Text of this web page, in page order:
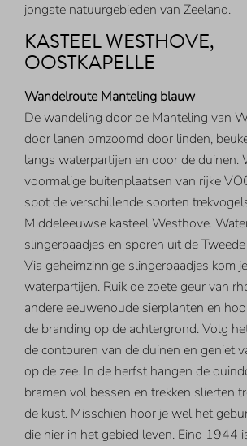
jongste natuurgebieden van Zeeland.
KASTEEL WESTHOVE,
OOSTKAPELLE
Wandelroute Manteling blauw
De wandeling door de Manteling van
door lanen omzoomd door linden,
langs waterpartijen en door de duinen.
voormalige buitenplaatsen van rijke
spot de verschillende soorten
Middeleeuwse kasteel Westhove.
slingerpaadjes en sporen uit de
Via geheimzinnige slingerpaadjes kom
waterpartijen. Ruik de zoete geur van
andere eeuwenoude sierplanten en
de branding op de achtergrond. Volg
de contouren van de duinen en geniet
op de zee. In de herfst hangen de
bramen vol bessen en trekken slierten
de kust. Misschien hoor je wel het
die hier in het gebied leven. Eind 1944